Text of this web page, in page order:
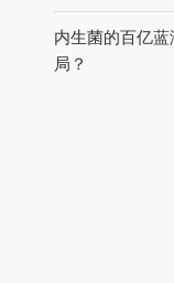
内生菌的百亿蓝
局？